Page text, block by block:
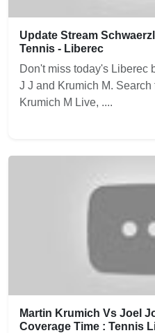
Update Stream
Tennis - Liberec
Don't miss today's Liberec
J J and Krumich M.
Krumich M Live, ....
Martin Krumich Vs Joel
Coverage Time : Tennis